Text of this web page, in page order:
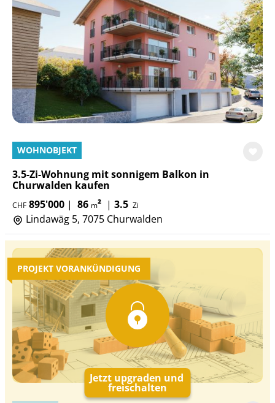
WOHNOBJEKT
3.5-Zi-Wohnung mit sonnigem Balkon in
Churwalden kaufen
CHF 895'000 | 86 m² | 3.5 Zi
Lindawäg 5, 7075 Churwalden
PROJEKT VORANKÜNDIGUNG
Jetzt upgraden und
freischalten